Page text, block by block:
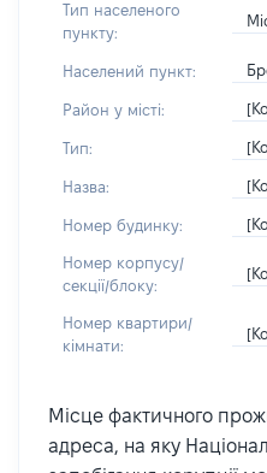
Тип населеного
пункту:
Населений пункт:
Район у місті:
Тип:
Назва:
Номер будинку:
Номер корпусу/
секції/блоку:
Номер квартири/
кімнати:
Місце фактичного
адреса, на яку